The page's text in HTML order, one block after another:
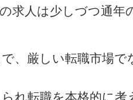
求人は少しづつ通年
、厳しい転職市場
れ転職を本格的に